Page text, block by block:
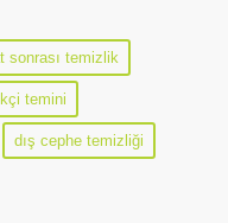
sonrası temizlik
temini
dış cephe temizliği